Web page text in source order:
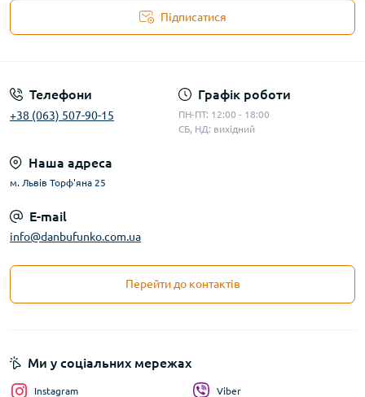
Підписатися
Телефони
+38 (063) 507-90-15
Графік роботи
ПН-ПТ: 12:00 - 18:00
СБ, НД: вихідний
Наша адреса
м. Львів Торф'яна 25
E-mail
info@danbufunko.com.ua
Перейти до контактів
Ми у соціальних мережах
Instagram Viber